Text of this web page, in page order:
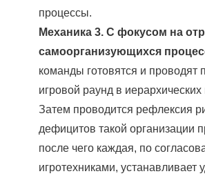
процессы.
Механика 3. С фокусом на
самоорганизующихся
команды готовятся и проводят
игровой раунд в
Затем проводится рефлексия
дефицитов такой организации
после чего каждая, по
игротехниками, устанавливает